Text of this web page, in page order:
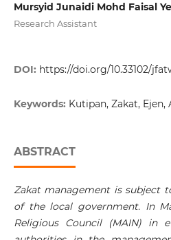
Mursyid Junaidi Mohd Faisal
Research Assistant
DOI: https://doi.org/10.33102/
Keywords: Kutipan, Zakat, Ejen,
ABSTRACT
Zakat management is subject
of the local government. In
Religious Council (MAIN) in